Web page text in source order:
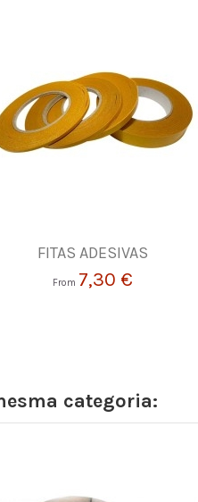
FITAS ADESIVAS
From 7,30 €
categoria: